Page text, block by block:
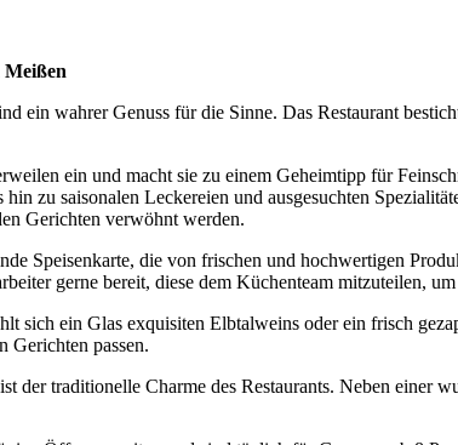
ein wahrer Genuss für die Sinne. Das Restaurant
ein und macht sie zu einem Geheimtipp für
zu saisonalen Leckereien und ausgesuchten
Gerichten verwöhnt werden.
Speisenkarte, die von frischen und hochwertigen
gerne bereit, diese dem Küchenteam mitzuteilen,
sich ein Glas exquisiten Elbtalweins oder ein frisch
Gerichten passen.
der traditionelle Charme des Restaurants. Neben